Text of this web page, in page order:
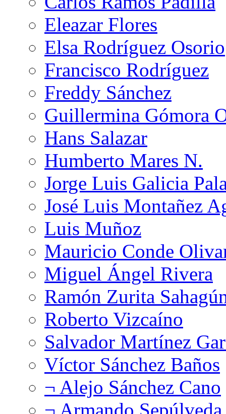
Eleazar Flores
Elsa Rodríguez Osorio
Francisco Rodríguez
Freddy Sánchez
Guillermina Gómora
Hans Salazar
Humberto Mares N.
Jorge Luis Galicia
José Luis Montañez
Luis Muñoz
Mauricio Conde
Miguel Ángel Rivera
Ramón Zurita
Roberto Vizcaíno
Salvador Martínez
Víctor Sánchez Baños
¬ Alejo Sánchez Cano
¬ Armando